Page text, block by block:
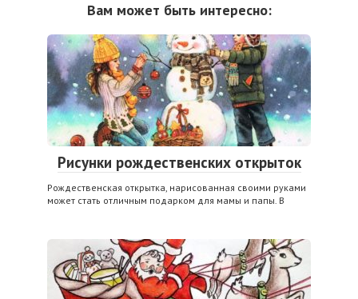
Вам может быть интересно:
Рисунки рождественских открыток
Рождественская открытка, нарисованная своими руками
может стать отличным подарком для мамы и папы. В